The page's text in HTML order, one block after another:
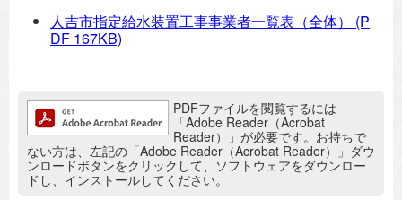
人吉市指定給水装置工事事業者一覧表（全体）
(P
DF 167KB)
追加情報：PDFファイルPDFファイルを閲覧するには
「Adobe Reader（Acrobat
Reader）」が必要です。お持ちで
ない方は、左記の「Adobe Reader（Acrobat Reader）」ダウ
ンロードボタンをクリックして、ソフトウェアをダウンロー
ドし、インストールしてください。